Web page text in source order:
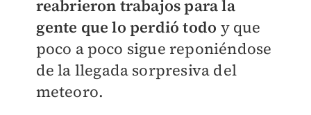
reabrieron trabajos para la
gente que lo perdió todo y que
poco a poco sigue reponiéndose
de la llegada sorpresiva del
meteoro.